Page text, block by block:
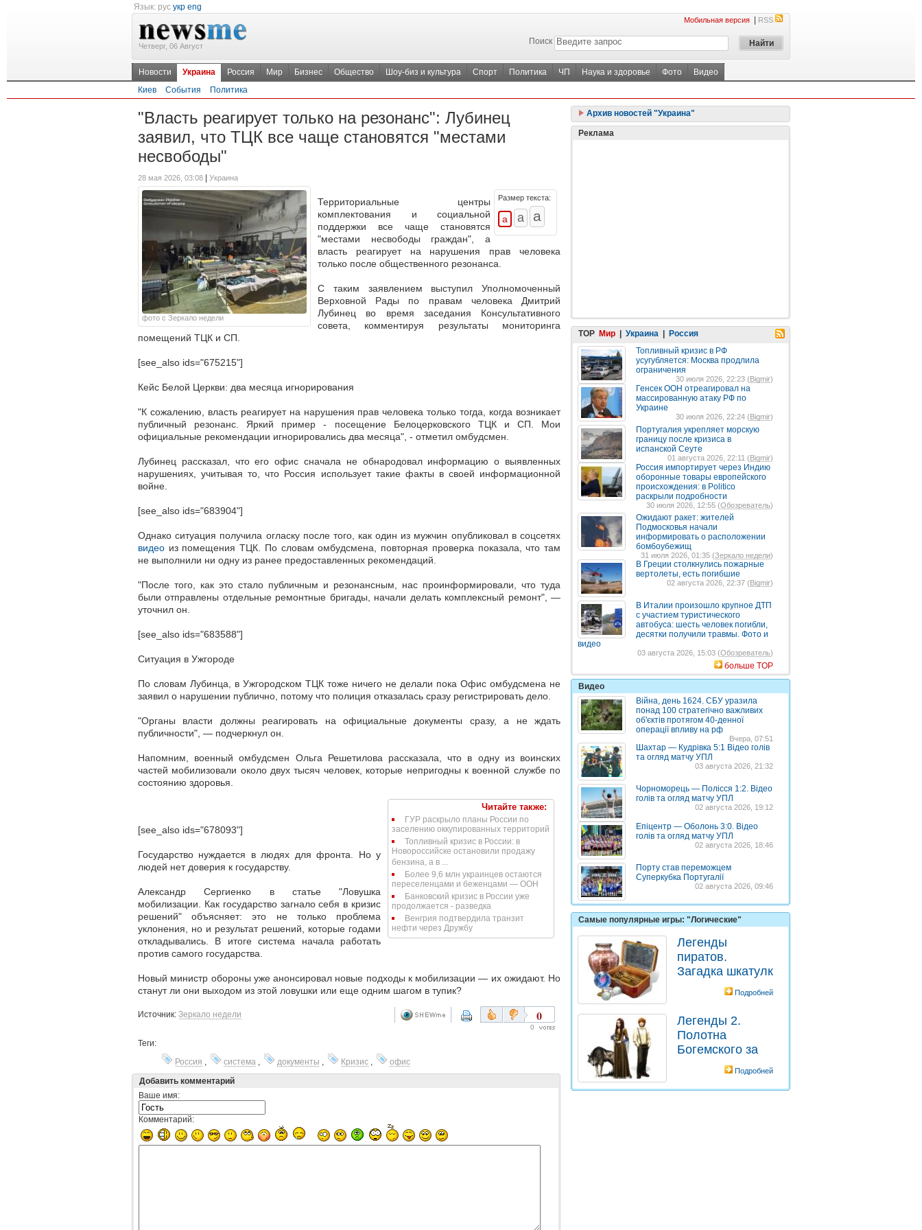
Язык: рус укр eng
Четверг, 06 Август
Мобильная версия RSS
Поиск
Новости Украина Россия Мир Бизнес Общество Шоу-биз и культура Спорт Политика ЧП Наука и здоровье Фото
Видео
Киев
События Политика
"Власть реагирует только на резонанс": Лубинец
заявил, что ТЦК все чаще становятся "местами
несвободы"
28 мая 2026, 03:08 Украина
фото с Зеркало недели
Размер текста:
Территориальные центры
комплектования и социальной
поддержки все чаще становятся
"местами несвободы граждан", а
власть реагирует на нарушения прав человека
только после общественного резонанса.
С таким заявлением выступил Уполномоченный
Верховной Рады по правам человека Дмитрий
Лубинец во время заседания Консультативного
совета, комментируя результаты мониторинга
помещений ТЦК и СП.
[see_also ids="675215"]
Кейс Белой Церкви: два месяца игнорирования
"К сожалению, власть реагирует на нарушения прав человека только тогда, когда возникает
публичный резонанс. Яркий пример - посещение Белоцерковского ТЦК и СП. Мои
официальные рекомендации игнорировались два месяца", - отметил омбудсмен.
Лубинец рассказал, что его офис сначала не обнародовал информацию о выявленных
нарушениях, учитывая то, что Россия использует такие факты в своей информационной
войне.
[see_also ids="683904"]
Однако ситуация получила огласку после того, как один из мужчин опубликовал в соцсетях
видео из помещения ТЦК. По словам омбудсмена, повторная проверка показала, что там
не выполнили ни одну из ранее предоставленных рекомендаций.
"После того, как это стало публичным и резонансным, нас проинформировали, что туда
были отправлены отдельные ремонтные бригады, начали делать комплексный ремонт", —
уточнил он.
[see_also ids="683588"]
Ситуация в Ужгороде
По словам Лубинца, в Ужгородском ТЦК тоже ничего не делали пока Офис омбудсмена не
заявил о нарушении публично, потому что полиция отказалась сразу регистрировать дело.
"Органы власти должны реагировать на официальные документы сразу, а не ждать
публичности", — подчеркнул он.
Напомним, военный омбудсмен Ольга Решетилова рассказала, что в одну из воинских
частей мобилизовали около двух тысяч человек, которые непригодны к военной службе по
состоянию здоровья.
Читайте также:
ГУР раскрыло планы России по
заселению оккупированных территорий
Топливный кризис в России: в
Новороссийске остановили продажу
бензина, а в ...
Более 9,6 млн украинцев остаются
переселенцами и беженцами — ООН
Банковский кризис в России уже
продолжается - разведка
Венгрия подтвердила транзит
нефти через Дружбу
[see_also ids="678093"]
Государство нуждается в людях для фронта. Но у
людей нет доверия к государству.
Александр Сергиенко в статье "Ловушка
мобилизации. Как государство загнало себя в кризис
решений" объясняет: это не только проблема
уклонения, но и результат решений, которые годами
откладывались. В итоге система начала работать
против самого государства.
Новый министр обороны уже анонсировал новые подходы к мобилизации — их ожидают. Но
станут ли они выходом из этой ловушки или еще одним шагом в тупик?
Источник: Зеркало недели 0
0
Теги:
Россия , система , документы , Кризис ,
офис
Добавить комментарий
Ваше имя:
Комментарий:
Архив новостей "Украина"
Реклама
TOP Мир Украина
Россия
Топливный кризис в РФ
усугубляется: Москва продлила
ограничения
30 июля 2026, 22:23 (Bigmir)
Генсек ООН отреагировал на
массированную атаку РФ по
Украине
30 июля 2026, 22:24 (Bigmir)
Португалия укрепляет морскую
границу после кризиса в
испанской Сеуте
01 августа 2026, 22:11 (Bigmir)
Россия импортирует через Индию
оборонные товары европейского
происхождения: в Politico
раскрыли подробности
30 июля 2026, 12:55 (Обозреватель)
Ожидают ракет: жителей
Подмосковья начали
информировать о расположении
бомбоубежищ
31 июля 2026, 01:35 (Зеркало недели)
В Греции столкнулись пожарные
вертолеты, есть погибшие
02 августа 2026, 22:37 (Bigmir)
В Италии произошло крупное ДТП
с участием туристического
автобуса: шесть человек погибли,
десятки получили травмы. Фото и
видео
03 августа 2026, 15:03 (Обозреватель)
больше TOP
Видео
Війна, день 1624. СБУ уразила
понад 100 стратегічно важливих
об'єктів протягом 40-денної
операції впливу на рф
Вчера, 07:51
Шахтар — Кудрівка 5:1 Відео голів
та огляд матчу УПЛ
03 августа 2026, 21:32
Чорноморець — Полісся 1:2. Відео
голів та огляд матчу УПЛ
02 августа 2026, 19:12
Епіцентр — Оболонь 3:0. Відео
голів та огляд матчу УПЛ
02 августа 2026, 18:46
Порту став переможцем
Суперкубка Португалії
02 августа 2026, 09:46
Самые популярные игры: "Логические"
Легенды
пиратов.
Загадка шкатулк
Подробней
Легенды 2.
Полотна
Богемского за
Подробней